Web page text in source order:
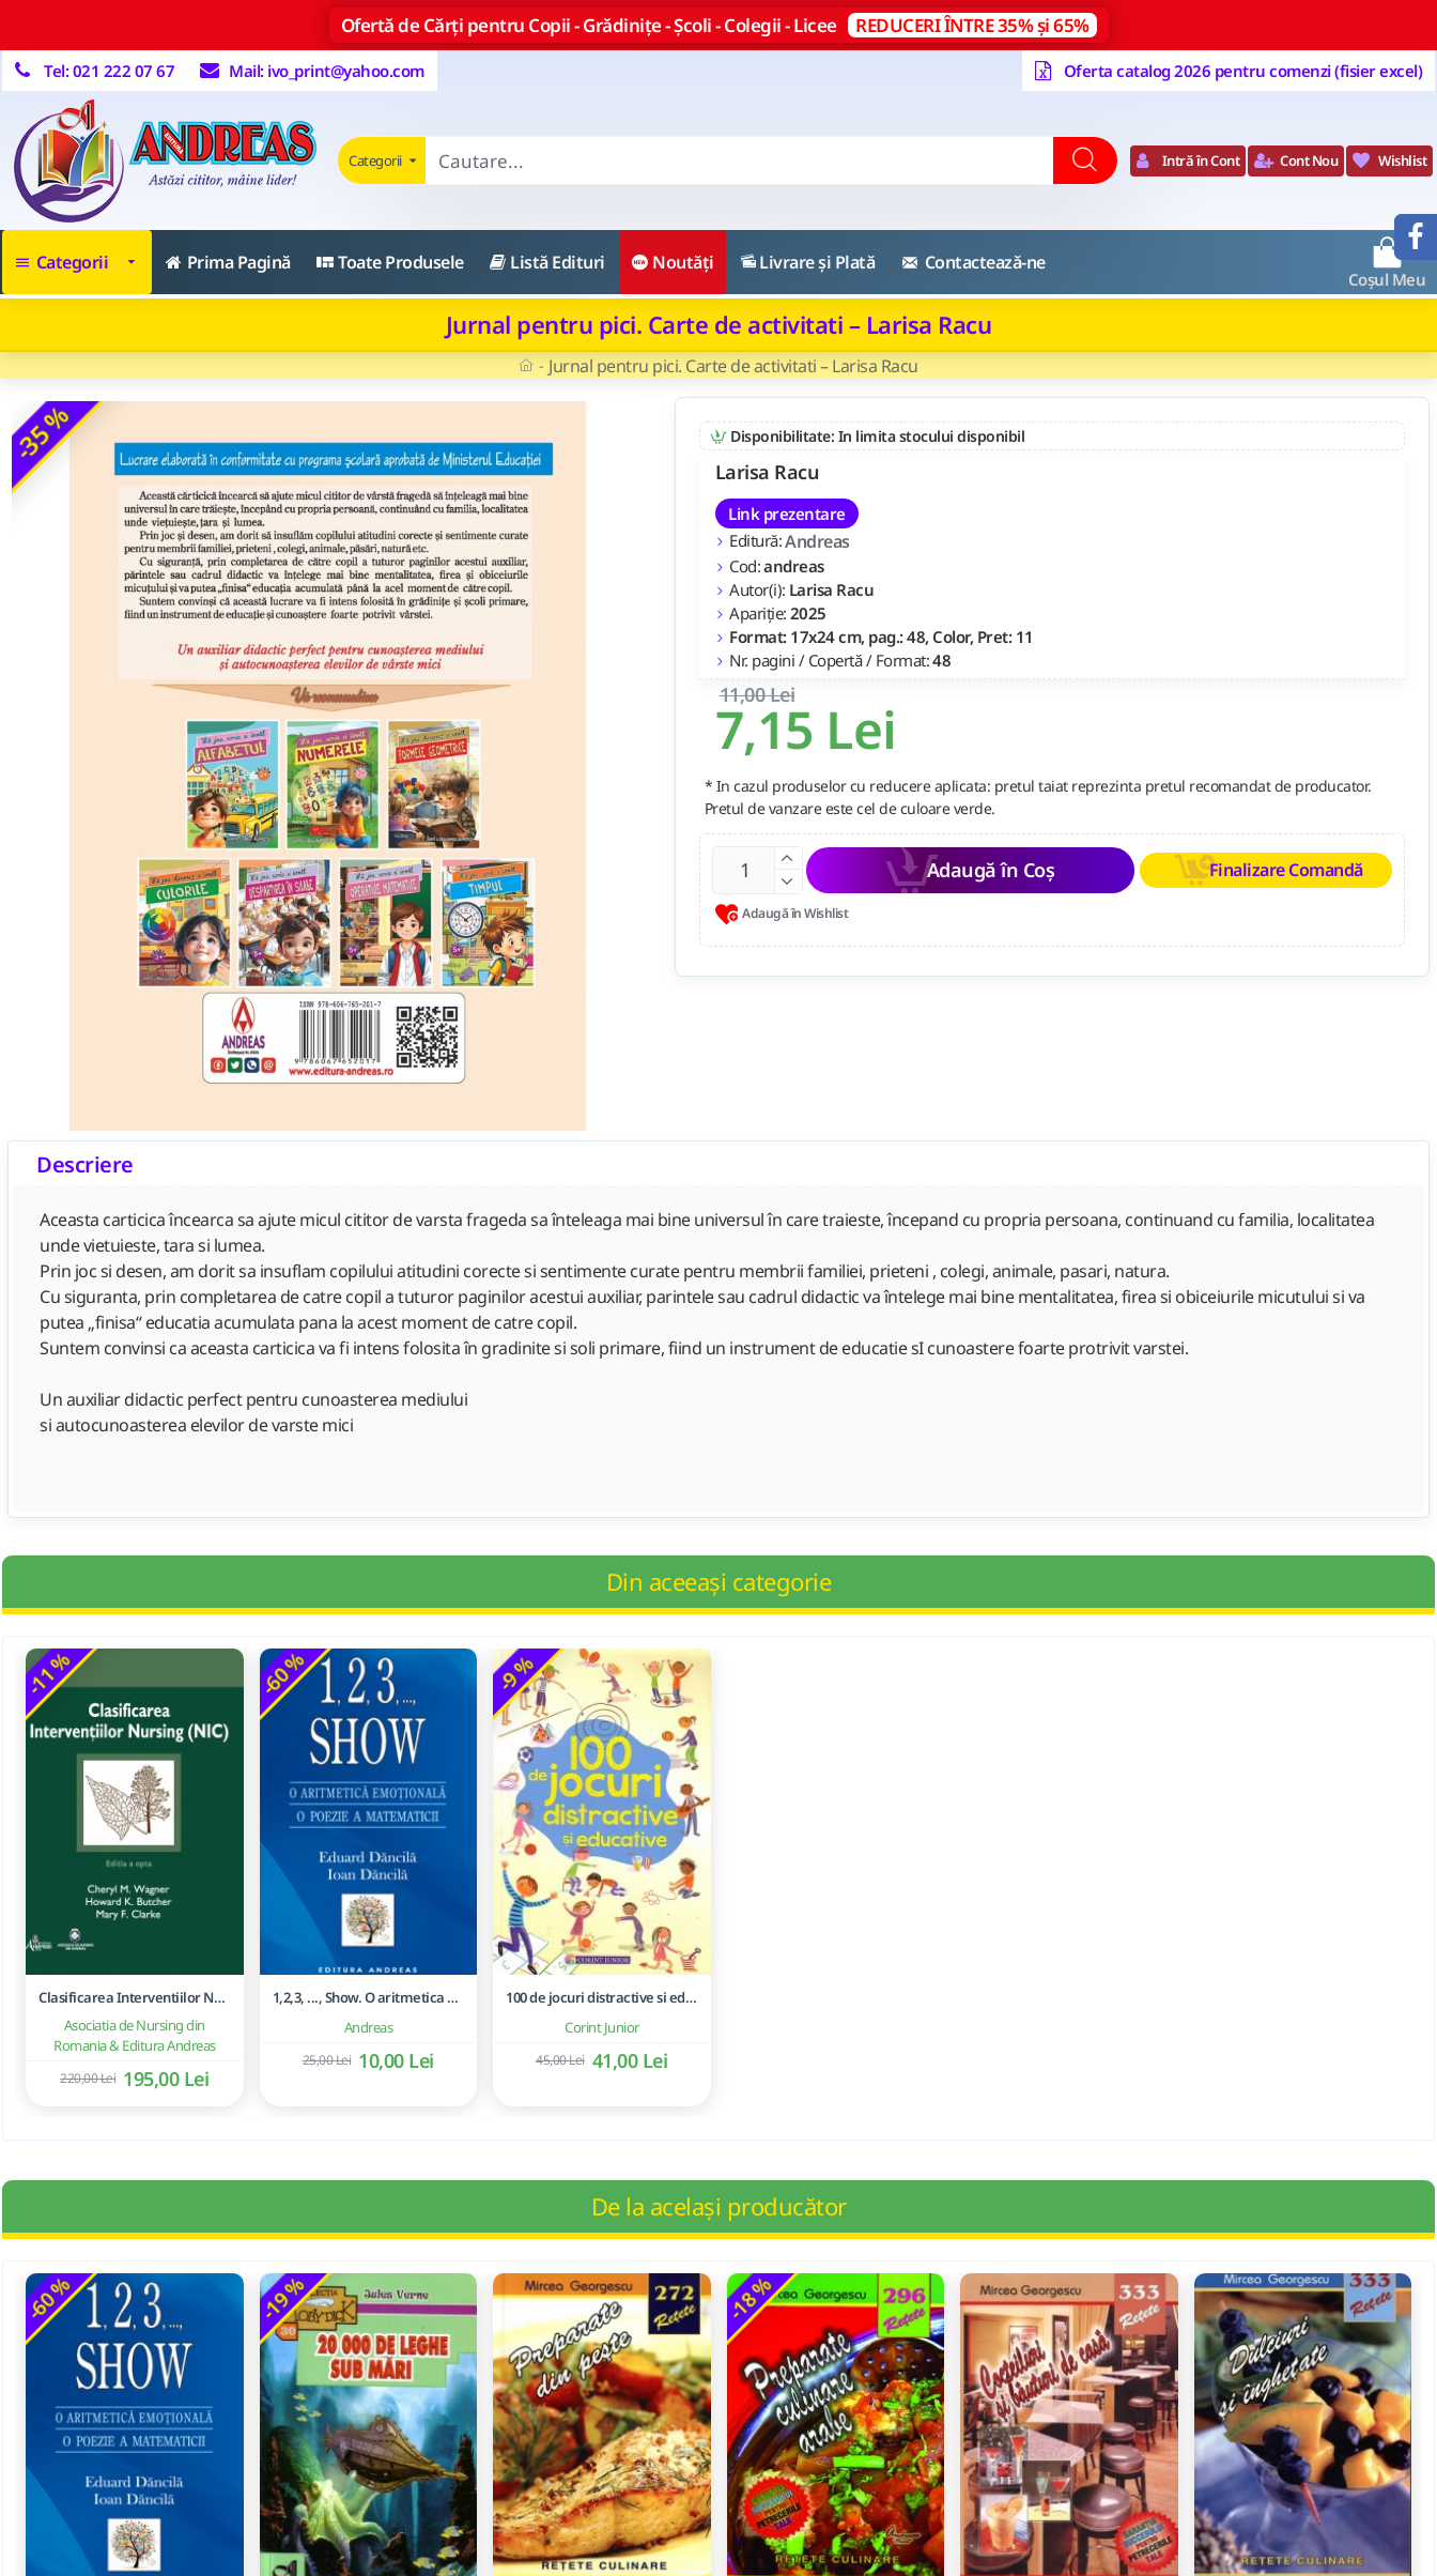
Ofertă de Cărți pentru Copii - Grădinițe - Școli - Colegii - Licee REDUCERI ÎNTRE 35% și 65%
Tel: 021 222 07 67 Mail: ivo_print@yahoo.com Oferta catalog 2026 pentru comenzi (fisier excel)
Categorii Intră în Cont Cont Nou Wishlist
Categorii Prima Pagină Toate Produsele Listă Edituri Noutăți Livrare și Plată Contactează-ne
Coșul Meu
0
Jurnal pentru pici. Carte de activitati – Larisa Racu
Jurnal pentru pici. Carte de activitati – Larisa Racu
-35 % Disponibilitate: In limita stocului disponibil
7,15 Lei
11,00 Lei
Larisa Racu
Link prezentare
Editură:Andreas
Cod:andreas
Autor(i): Larisa Racu
Apariție: 2025
Format: 17x24 cm, pag.: 48, Color, Pret: 11
Nr. pagini / Copertă / Format:48
Adaugă în Coș Finalizare Comandă
Adaugă în Wishlist
* In cazul produselor cu reducere aplicata: pretul taiat reprezinta pretul recomandat de producator.
Pretul de vanzare este cel de culoare verde.
Descriere
Aceasta carticica încearca sa ajute micul cititor de varsta frageda sa înteleaga mai bine universul în care traieste, începand cu propria persoana, continuand cu familia, localitatea
unde vietuieste, tara si lumea.
Prin joc si desen, am dorit sa insuflam copilului atitudini corecte si sentimente curate pentru membrii familiei, prieteni , colegi, animale, pasari, natura.
Cu siguranta, prin completarea de catre copil a tuturor paginilor acestui auxiliar, parintele sau cadrul didactic va întelege mai bine mentalitatea, firea si obiceiurile micutului si va
putea „finisa“ educatia acumulata pana la acest moment de catre copil.
Suntem convinsi ca aceasta carticica va fi intens folosita în gradinite si soli primare, fiind un instrument de educatie sI cunoastere foarte protrivit varstei.
Un auxiliar didactic perfect pentru cunoasterea mediului
si autocunoasterea elevilor de varste mici
Din aceeași categorie
-11 %
Asociatia de Nursing din
Romania & Editura Andreas
Clasificarea Interventiilor Nursing (NIC)
195,00 Lei
220,00 Lei
-60 %
Andreas
1,2,3, ..., Show. O aritmetica emotionala, o poezie a matematicii - Ioan Dancila
10,00 Lei
25,00 Lei
-9 %
Corint Junior
100 de jocuri distractive si educative
41,00 Lei
45,00 Lei
De la același producător
-60 % -19 % -18 %